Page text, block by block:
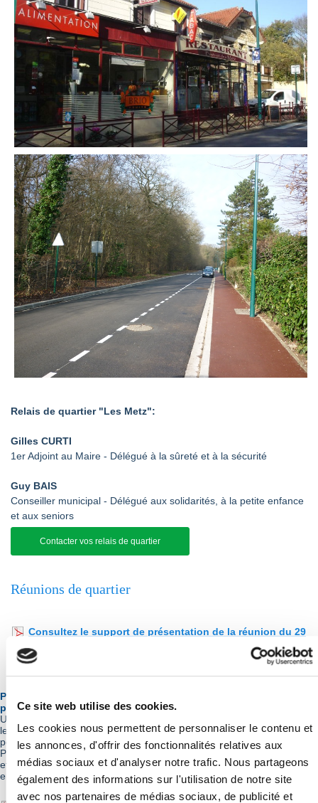
Ce site web utilise des cookies.
Les cookies nous permettent de personnaliser le contenu et
les annonces, d'offrir des fonctionnalités relatives aux
médias sociaux et d'analyser notre trafic. Nous partageons
également des informations sur l'utilisation de notre site
avec nos partenaires de médias sociaux, de publicité et
Relais de quartier "Les Metz":
Gilles CURTI
1er Adjoint au Maire - Délégué à la sûreté et à la sécurité
Guy BAIS
Conseiller municipal - Délégué aux solidarités, à la petite enfance
et aux seniors
Contacter vos relais de quartier
Réunions de quartier
Consultez le support de présentation de la réunion du 29
Placette des Metz – Réunion publique du 24/09/24 sur les
propositions de finition et d’ajustement.
Un an après sa livraison, et en présence d’une trentaine de riverains,
le Maire entouré des élus du quartier a proposé un temps d’échange
pour procéder aux ajustements à apporter à l’aménagement de la
Placette des Metz. Une synthèse des propositions est téléchargeable,
et servira de base aux arbitrages qui seront faits d’ici la fin de l’année,
en vue d’une mise en œuvre sur l’exercice budgétaire 2025.